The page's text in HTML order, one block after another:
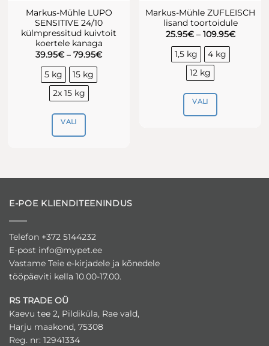
Markus-Mühle LUPO
SENSITIVE 24/10
külmpressitud kuivtoit
koertele kanaga
39.95€ – 79.95€Hinnavahemik:
5 kg
15 kg
2x 15 kg
VALI
Valikuid
teha
tootelehel.
Markus-Mühle ZUFLEISCH
lisand toortoidule
25.95€ – 109.95€
1,5 kg
4 kg
12 kg
VALI
E-POE KLIENDITEENINDUS
Telefon +372 5144232
E-post info@mypet.ee
Vastame Teie e-kirjadele ja kõnedele
tööpäeviti kella 10.00-17.00.
RS TRADE OÜ
Kaevu tee 2, Pildiküla, Rae vald,
Harju maakond, 75308
Reg. nr: 12941334